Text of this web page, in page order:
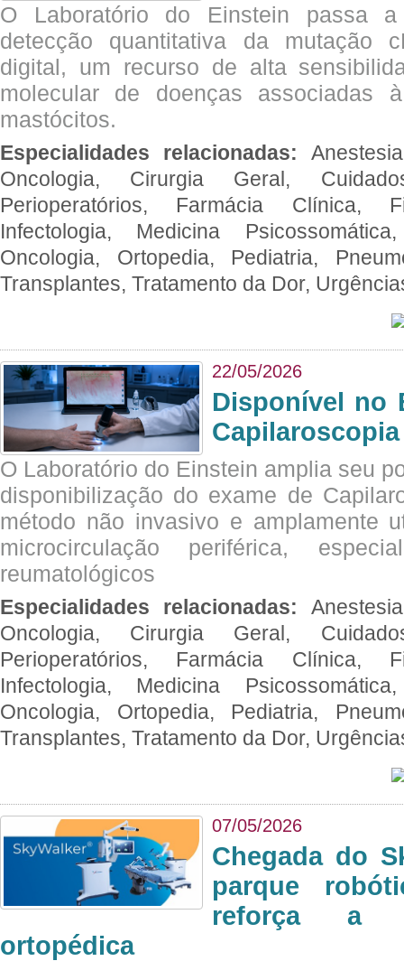
O Laboratório do Einstein passa
detecção quantitativa da mutação
digital, um recurso de alta
molecular de doenças associadas
mastócitos.
Especialidades relacionadas:
Oncologia, Cirurgia Geral,
Perioperatórios, Farmácia Clínica,
Infectologia, Medicina
Oncologia, Ortopedia, Pediatria,
Transplantes, Tratamento da Dor,
22/05/2026
Disponível no
O Laboratório do Einstein amplia seu
disponibilização do exame de
método não invasivo e amplamente
microcirculação periférica,
reumatológicos
Especialidades relacionadas:
Oncologia, Cirurgia Geral,
Perioperatórios, Farmácia Clínica,
Infectologia, Medicina
Oncologia, Ortopedia, Pediatria,
Transplantes, Tratamento da Dor,
07/05/2026
Chegada do
parque
reforça a
ortopédica